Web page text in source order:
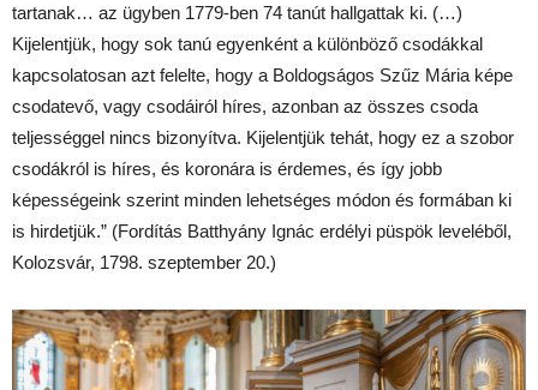
tartanak… az ügyben 1779-ben 74 tanút hallgattak ki. (…)
Kijelentjük, hogy sok tanú egyenként a különböző csodákkal
kapcsolatosan azt felelte, hogy a Boldogságos Szűz Mária képe
csodatevő, vagy csodáiról híres, azonban az összes csoda
teljességgel nincs bizonyítva. Kijelentjük tehát, hogy ez a szobor
csodákról is híres, és koronára is érdemes, és így jobb
képességeink szerint minden lehetséges módon és formában ki
is hirdetjük.” (Fordítás Batthyány Ignác erdélyi püspök leveléből,
Kolozsvár, 1798. szeptember 20.)